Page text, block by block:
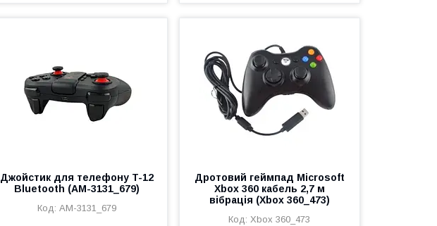
Джойстик для телефону T-12
Bluetooth (AM-3131_679)
AM-3131_679
Дротовий геймпад Microsoft
Xbox 360 кабель 2,7 м
вібрація (Xbox 360_473)
Xbox 360_473